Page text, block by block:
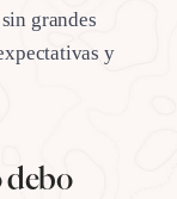
grandes
y
debo